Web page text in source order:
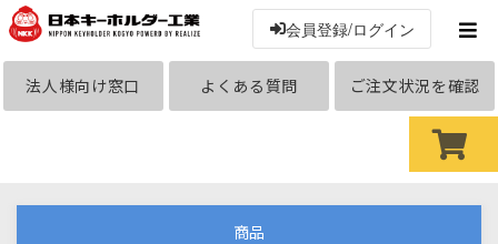
会員登録/ログイン
法人様向け窓口 よくある質問 ご注文状況を確認
商品